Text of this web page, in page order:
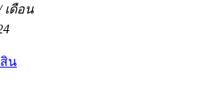
เดือน
น